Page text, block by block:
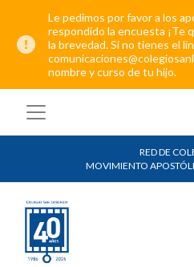
Le pedimos por favor a los
respondido la encuesta ¡Te
la brevedad. Si no tienes el
nombre y curso de tu hijo.
RED DE
MOVIMIENTO